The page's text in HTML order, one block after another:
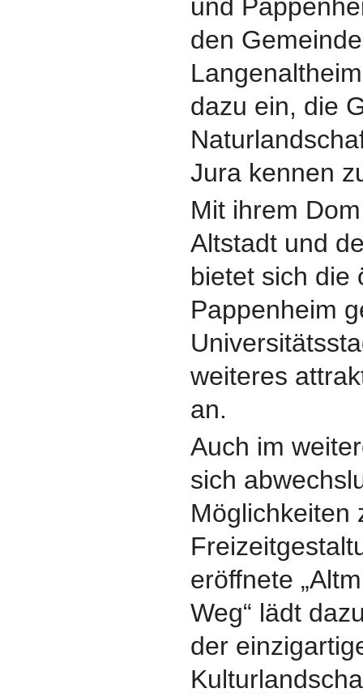
und
den
dazu ein, die
Jura kennen
Mit ihrem
Altstadt und
bietet sich die
Pappenheim
weiteres
an.
Auch im
sich
Möglichkeiten
eröffnete
Weg“ lädt
der